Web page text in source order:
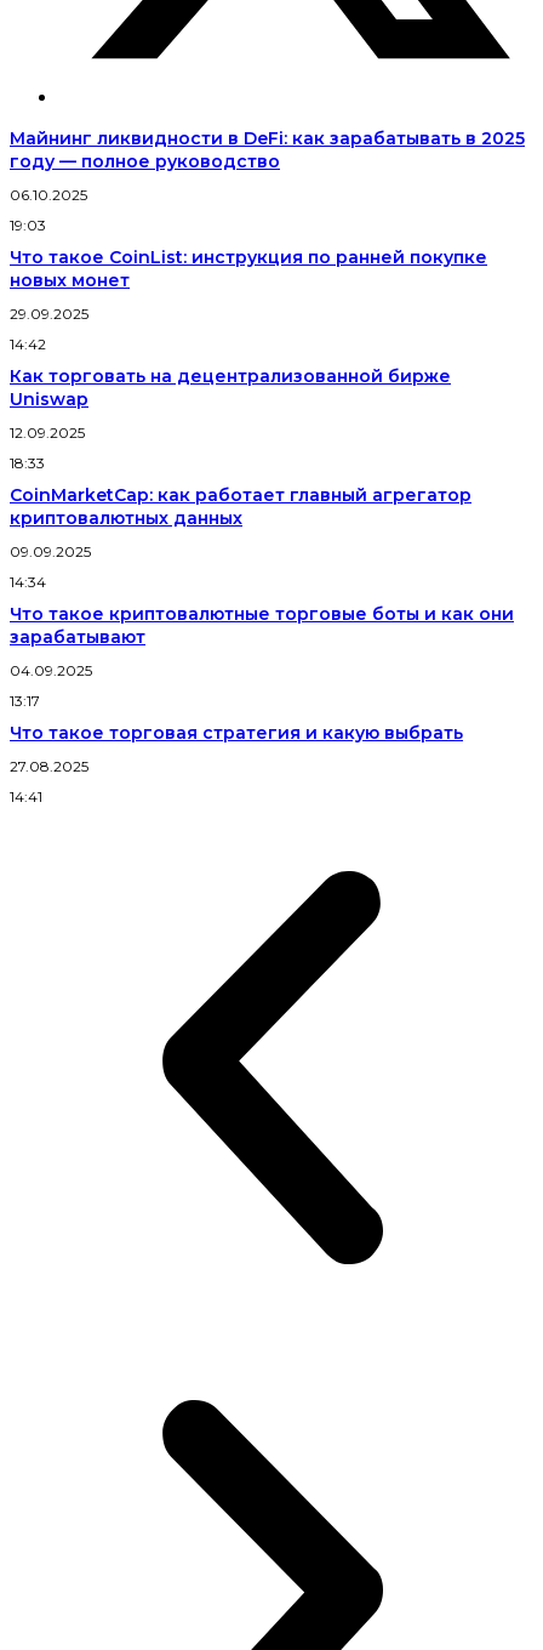
Майнинг ликвидности в DeFi: как зарабатывать в 2025
году — полное руководство
06.10.2025
19:03
Что такое CoinList: инструкция по ранней покупке
новых монет
29.09.2025
14:42
Как торговать на децентрализованной бирже
Uniswap
12.09.2025
18:33
CoinMarketCap: как работает главный агрегатор
криптовалютных данных
09.09.2025
14:34
Что такое криптовалютные торговые боты и как они
зарабатывают
04.09.2025
13:17
Что такое торговая стратегия и какую выбрать
27.08.2025
14:41